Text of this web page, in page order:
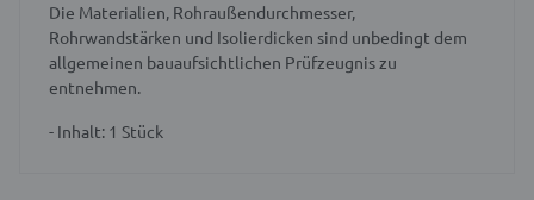
Die Materialien, Rohraußendurchmesser,
Rohrwandstärken und Isolierdicken sind unbedingt dem
allgemeinen bauaufsichtlichen Prüfzeugnis zu
entnehmen.
- Inhalt: 1 Stück